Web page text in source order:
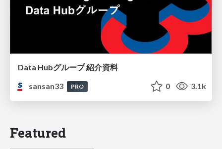
Data Hubグループ 紹介資料
sansan33
PRO 0 3.1k
Featured